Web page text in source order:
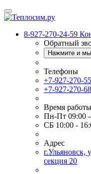
8-927-270-24-59
Обратный
Нажмите и
Телефоны
+7-927-270-
+7-927-270-
Время работы
Пн-Пт 09:00 -
СБ 10:00 -
Адрес
секция 20